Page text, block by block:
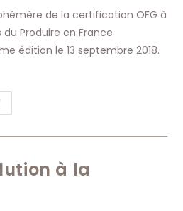
de la certification OFG à
du Produire en France
édition le 13 septembre 2018.
à la